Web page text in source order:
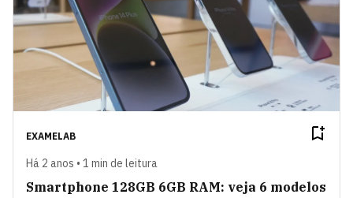
EXAMELAB
Há 2 anos • 1 min de leitura
Smartphone 128GB 6GB RAM: veja 6 modelos